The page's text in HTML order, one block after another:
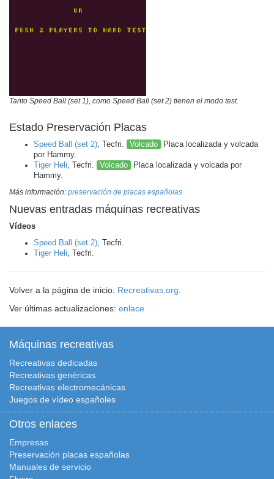
Tanto Speed Ball (set 1), como Speed Ball (set 2) tienen el modo test.
Estado Preservación Placas
Speed Ball (set 2), Tecfri. Volcado
Placa localizada y volcada
por Hammy.
Tiger Heli, Tecfri. Volcado
Placa localizada y volcada por
Hammy.
Más información: preservación de placas españolas
Nuevas entradas máquinas recreativas
Vídeos
Speed Ball (set 2), Tecfri.
Tiger Heli, Tecfri.
Volver a la página de inicio: Recreativas.org
Ver últimas actualizaciones: enlace
Máquinas recreativas
Recreativas dedicadas
Recreativas genéricas
Recreativas electromecánicas
Juegos de vídeo españoles
Otros enlaces
Empresas
Preservación placas españolas
Manuales de servicio